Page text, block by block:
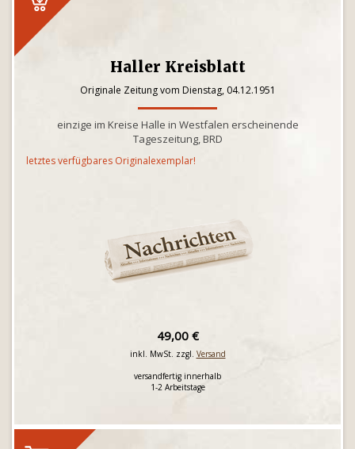
Haller Kreisblatt
Originale Zeitung vom Dienstag, 04.12.1951
einzige im Kreise Halle in Westfalen erscheinende
Tageszeitung, BRD
letztes verfügbares Originalexemplar!
49,00 €
inkl. MwSt. zzgl. Versand
versandfertig innerhalb
1-2 Arbeitstage